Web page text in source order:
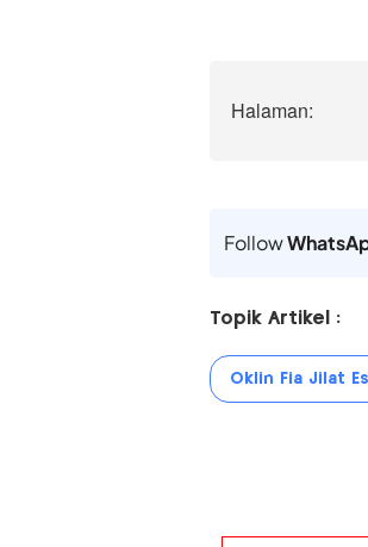
Halaman:
Follow
Topik Artikel :
Oklin Fia Jilat